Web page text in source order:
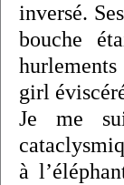
inversé.
bouche
girl
Je me
à